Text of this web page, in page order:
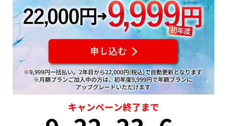
キャンペーン終了まで